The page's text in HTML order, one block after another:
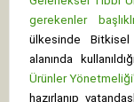
gerekenler
ülkesinde
alanında
Ürünler
hazırlanıp